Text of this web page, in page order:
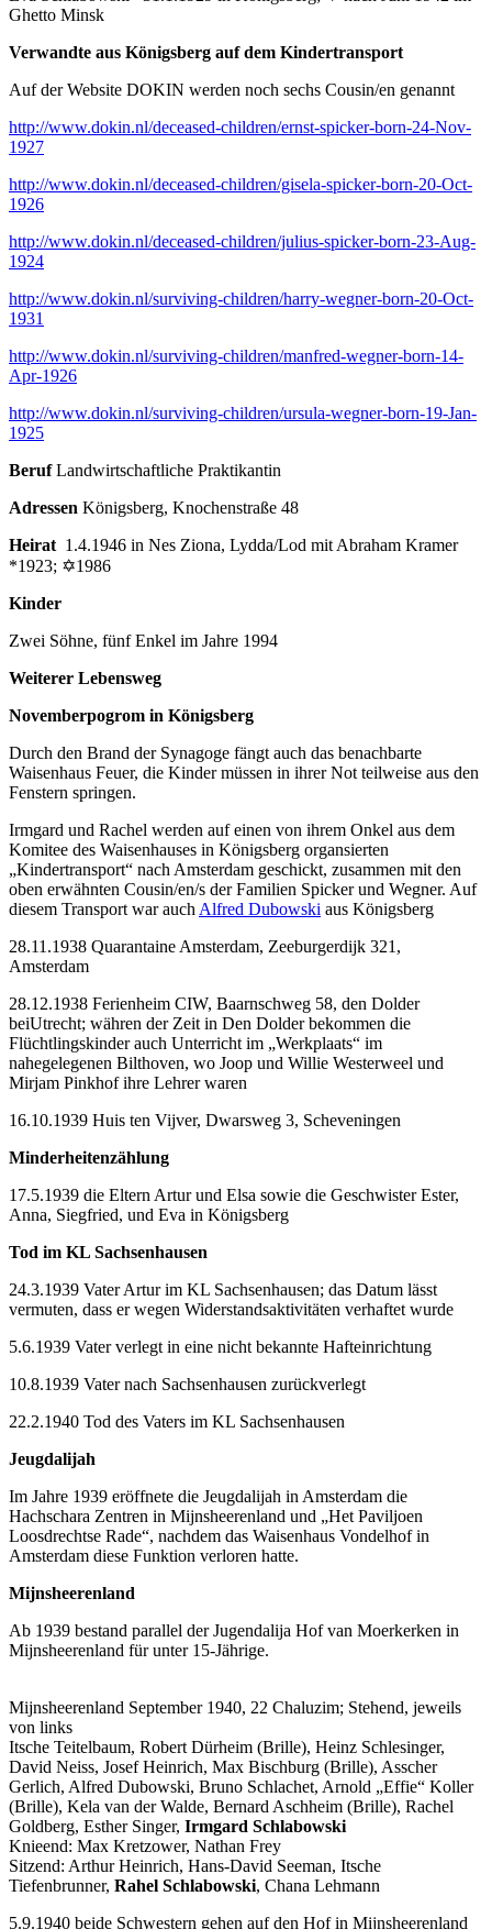
Ghetto Minsk
Verwandte aus Königsberg auf dem Kindertransport
Auf der Website DOKIN werden noch sechs Cousin/en genannt
http://www.dokin.nl/deceased-children/ernst-spicker-born-24-Nov-
1927
http://www.dokin.nl/deceased-children/gisela-spicker-born-20-Oct-
1926
http://www.dokin.nl/deceased-children/julius-spicker-born-23-Aug-
1924
http://www.dokin.nl/surviving-children/harry-wegner-born-20-Oct-
1931
http://www.dokin.nl/surviving-children/manfred-wegner-born-14-
Apr-1926
http://www.dokin.nl/surviving-children/ursula-wegner-born-19-Jan-
1925
BerufLandwirtschaftliche Praktikantin
Adressen Königsberg, Knochenstraße 48
Heirat 1.4.1946 in Nes Ziona, Lydda/Lod mit Abraham Kramer
*1923; ✡1986
Kinder
Zwei Söhne, fünf Enkel im Jahre 1994
Weiterer Lebensweg
Novemberpogrom in Königsberg
Durch den Brand der Synagoge fängt auch das benachbarte
Waisenhaus Feuer, die Kinder müssen in ihrer Not teilweise aus den
Fenstern springen.
Irmgard und Rachel werden auf einen von ihrem Onkel aus dem
Komitee des Waisenhauses in Königsberg organsierten
„Kindertransport“ nach Amsterdam geschickt, zusammen mit den
oben erwähnten Cousin/en/s der Familien Spicker und Wegner. Auf
diesem Transport war auch Alfred Dubowski aus Königsberg
28.11.1938 Quarantaine Amsterdam, Zeeburgerdijk 321,
Amsterdam
28.12.1938 Ferienheim CIW, Baarnschweg 58, den Dolder
beiUtrecht; währen der Zeit in Den Dolder bekommen die
Flüchtlingskinder auch Unterricht im „Werkplaats“ im
nahegelegenen Bilthoven, wo Joop und Willie Westerweel und
Mirjam Pinkhof ihre Lehrer waren
16.10.1939 Huis ten Vijver, Dwarsweg 3, Scheveningen
Minderheitenzählung
17.5.1939 die Eltern Artur und Elsa sowie die Geschwister Ester,
Anna, Siegfried, und Eva in Königsberg
Tod im KL Sachsenhausen
24.3.1939 Vater Artur im KL Sachsenhausen; das Datum lässt
vermuten, dass er wegen Widerstandsaktivitäten verhaftet wurde
5.6.1939 Vater verlegt in eine nicht bekannte Hafteinrichtung
10.8.1939 Vater nach Sachsenhausen zurückverlegt
22.2.1940 Tod des Vaters im KL Sachsenhausen
Jeugdalijah
Im Jahre 1939 eröffnete die Jeugdalijah in Amsterdam die
Hachschara Zentren in Mijnsheerenland und „Het Paviljoen
Loosdrechtse Rade“, nachdem das Waisenhaus Vondelhof in
Amsterdam diese Funktion verloren hatte.
Mijnsheerenland
Ab 1939 bestand parallel der Jugendalija Hof van Moerkerken in
Mijnsheerenland für unter 15-Jährige.
Mijnsheerenland September 1940, 22 Chaluzim; Stehend, jeweils
von links
Itsche Teitelbaum, Robert Dürheim (Brille), Heinz Schlesinger,
David Neiss, Josef Heinrich, Max Bischburg (Brille), Asscher
Gerlich, Alfred Dubowski, Bruno Schlachet, Arnold „Effie“ Koller
(Brille), Kela van der Walde, Bernard Aschheim (Brille), Rachel
Goldberg, Esther Singer, Irmgard Schlabowski
Knieend: Max Kretzower, Nathan Frey
Sitzend: Arthur Heinrich, Hans-David Seeman, Itsche
Tiefenbrunner, Rahel Schlabowski, Chana Lehmann
5.9.1940 beide Schwestern gehen auf den Hof in Mijnsheerenland